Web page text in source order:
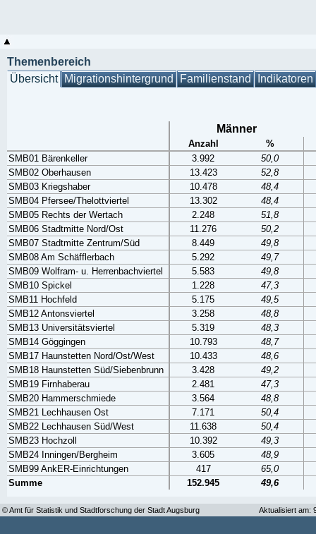
Themenbereich
Übersicht Migrationshintergrund Familienstand Indikatoren
Männer
Anzahl
%
SMB01 Bärenkeller
3.992
50,0
SMB02 Oberhausen
13.423
52,8
SMB03 Kriegshaber
10.478
48,4
SMB04 Pfersee/Thelottviertel
13.302
48,4
SMB05 Rechts der Wertach
2.248
51,8
SMB06 Stadtmitte Nord/Ost
11.276
50,2
SMB07 Stadtmitte Zentrum/Süd
8.449
49,8
SMB08 Am Schäfflerbach
5.292
49,7
SMB09 Wolfram- u. Herrenbachviertel
5.583
49,8
SMB10 Spickel
1.228
47,3
SMB11 Hochfeld
5.175
49,5
SMB12 Antonsviertel
3.258
48,8
SMB13 Universitätsviertel
5.319
48,3
SMB14 Göggingen
10.793
48,7
SMB17 Haunstetten Nord/Ost/West
10.433
48,6
SMB18 Haunstetten Süd/Siebenbrunn
3.428
49,2
SMB19 Firnhaberau
2.481
47,3
SMB20 Hammerschmiede
3.564
48,8
SMB21 Lechhausen Ost
7.171
50,4
SMB22 Lechhausen Süd/West
11.638
50,4
SMB23 Hochzoll
10.392
49,3
SMB24 Inningen/Bergheim
3.605
48,9
SMB99 AnkER-Einrichtungen
417
65,0
Summe
152.945 49,6
© Amt für Statistik und Stadtforschung der Stadt Augsburg Aktualisiert am: